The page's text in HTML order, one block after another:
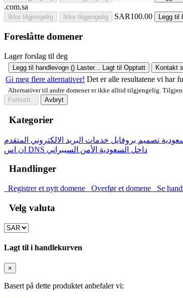
.com.sa
Ikke tilgjengelig Ikke tilgjengelig SAR100.00 Legg til
Foreslåtte domener
Lager forslag til deg
Legg til handlevogn () Laster... Lagt til Opptatt Kontakt
Gi meg flere alternativer! Det er alle resultatene vi har
Alternativer til andre domener er ikke alltid tilgjengelig.
Avbryt
Kategorier
تصميم بروفايل
ان اس DNS داخل السعودية الأمن السيبراني
Handlinger
Registrer et nytt domene Overfør et domene Se
Velg valuta
Lagt til i handlekurven
×
Basert på dette produktet anbefaler vi: